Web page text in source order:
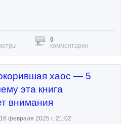
0
комментарии
хаос — 5
эта книга
внимания
февраля 2025 г. 21:02